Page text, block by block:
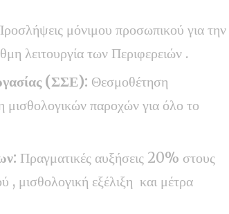
μόνιμου προσωπικού για την
λειτουργία των Περιφερειών .
(ΣΣΕ): Θεσμοθέτηση
μισθολογικών παροχών για όλο το
Πραγματικές αυξήσεις 20% στους
, μισθολογική εξέλιξη και μέτρα